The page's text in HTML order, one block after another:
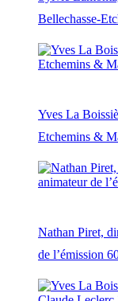
Bellechasse-
Yves La
Etchemins &
Nathan Piret,
de l’émission